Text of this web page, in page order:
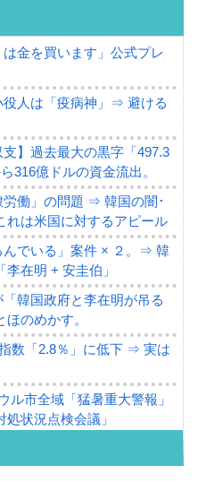
は金を買います」公式プレ
役人は「疫病神」⇒ 避ける
支】過去最大の黒字「497.3
316億ドルの資金流出。
労働」の問題 ⇒ 韓国の闇･
れは米国に対するアピール
んでいる」案件 × ２。⇒ 韓
在明 + 安圭伯」
韓国政府と李在明が吊る
のめかす。
数「2.8％」に低下 ⇒ 実は
ル市全域「猛暑重大警報」
状況点検会議」
「71台」しか売れなかっ